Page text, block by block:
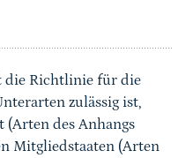
die Richtlinie für die
zulässig ist,
(Arten des Anhangs
Mitgliedstaaten (Arten